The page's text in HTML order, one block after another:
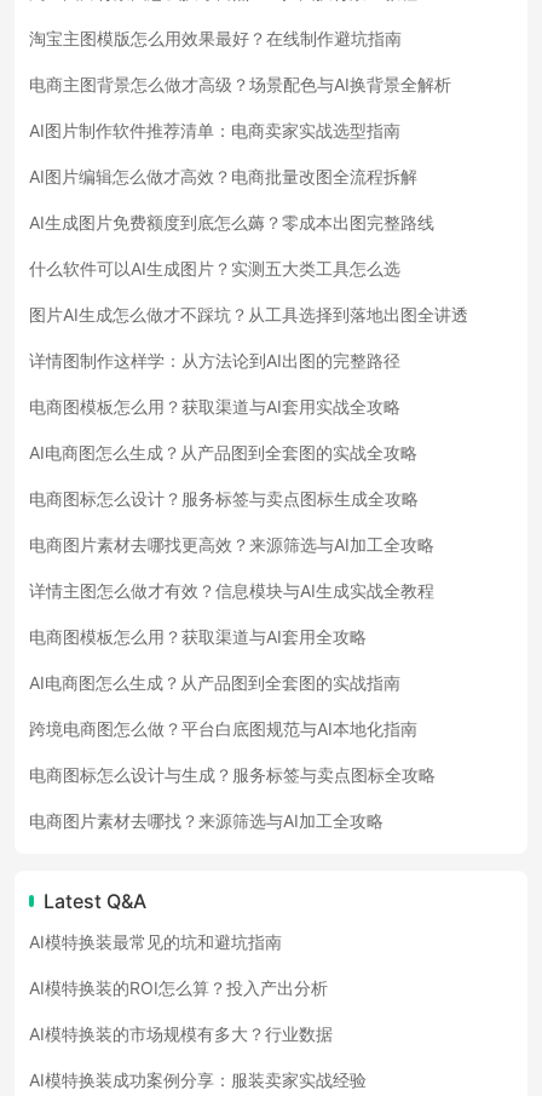
淘宝主图模版怎么用效果最好？在线制作避坑指南
电商主图背景怎么做才高级？场景配色与AI换背景全解析
AI图片制作软件推荐清单：电商卖家实战选型指南
AI图片编辑怎么做才高效？电商批量改图全流程拆解
AI生成图片免费额度到底怎么薅？零成本出图完整路线
什么软件可以AI生成图片？实测五大类工具怎么选
图片AI生成怎么做才不踩坑？从工具选择到落地出图全讲透
详情图制作这样学：从方法论到AI出图的完整路径
电商图模板怎么用？获取渠道与AI套用实战全攻略
AI电商图怎么生成？从产品图到全套图的实战全攻略
电商图标怎么设计？服务标签与卖点图标生成全攻略
电商图片素材去哪找更高效？来源筛选与AI加工全攻略
详情主图怎么做才有效？信息模块与AI生成实战全教程
电商图模板怎么用？获取渠道与AI套用全攻略
AI电商图怎么生成？从产品图到全套图的实战指南
跨境电商图怎么做？平台白底图规范与AI本地化指南
电商图标怎么设计与生成？服务标签与卖点图标全攻略
电商图片素材去哪找？来源筛选与AI加工全攻略
Latest Q&A
AI模特换装最常见的坑和避坑指南
AI模特换装的ROI怎么算？投入产出分析
AI模特换装的市场规模有多大？行业数据
AI模特换装成功案例分享：服装卖家实战经验